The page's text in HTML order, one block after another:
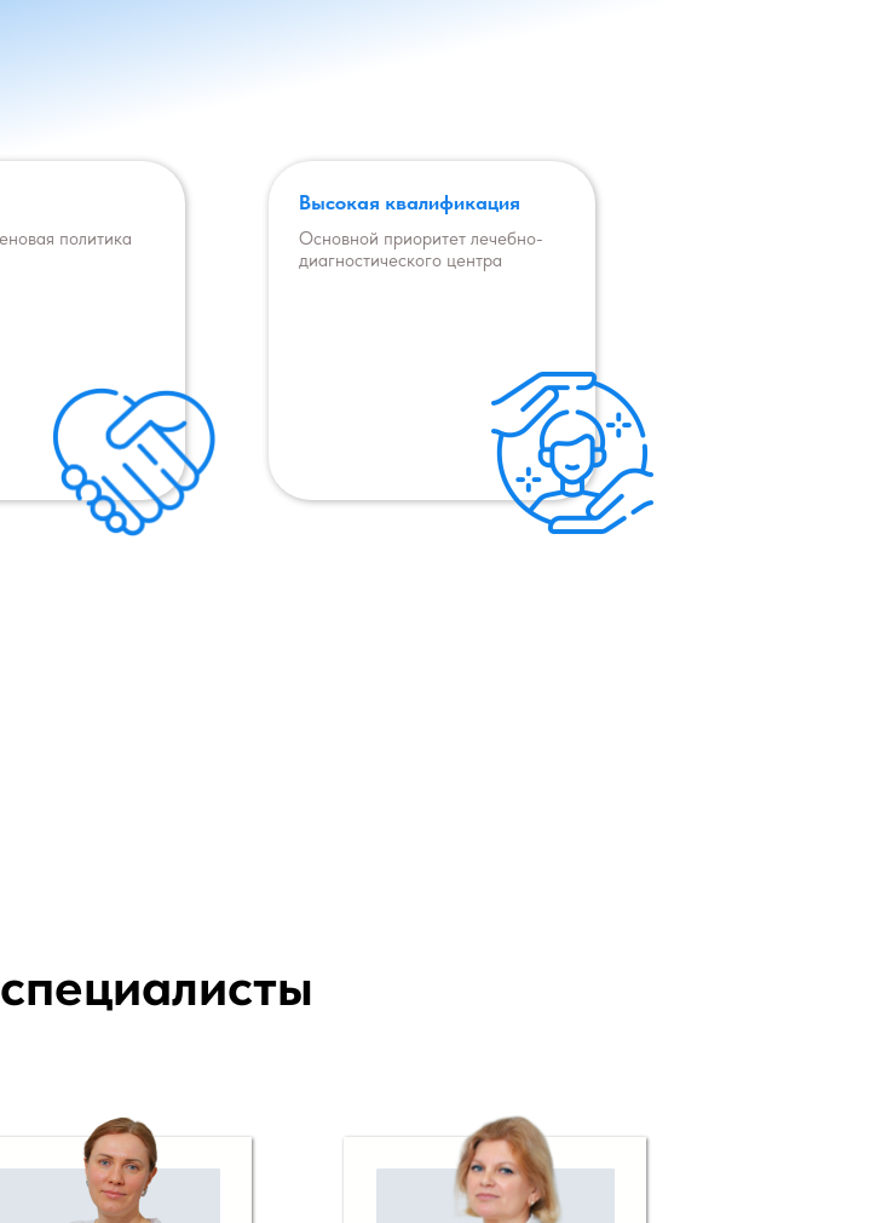
Высокая квалификация
Основной приоритет лечебно-
диагностического центра
политика